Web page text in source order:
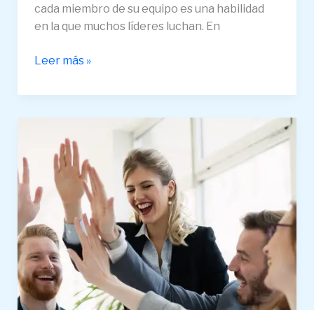
cada miembro de su equipo es una habilidad
en la que muchos líderes luchan. En
Leer más »
INFLUIR
TUS
COMPAÑEROS:
ESTOY
GANANDO,
PERO
NO
AVANZO